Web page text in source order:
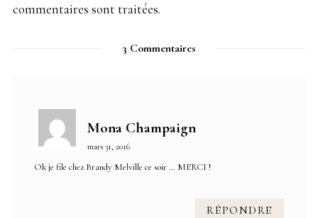
commentaires sont traitées.
3 Commentaires
Mona Champaign
mars 31, 2016
Ok je file chez Brandy Melville ce soir … MERCI !
RÉPONDRE